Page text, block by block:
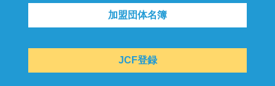
加盟団体名簿
JCF登録